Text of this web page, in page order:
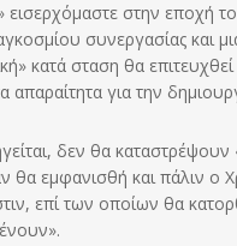
στην εποχή
συνεργασίας και
κατά σταση θα
για την
δεν θα
θα εμφανισθή και πάλιν
επί των οποίων θα